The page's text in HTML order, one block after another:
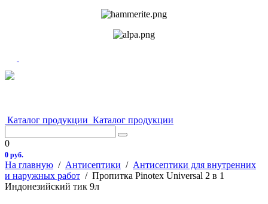
Каталог продукции Каталог продукции
0
0 руб.
На главную / Антисептики / Антисептики для внутренних
и наружных работ / Пропитка Pinotex Universal 2 в 1
Индонезийский тик 9л